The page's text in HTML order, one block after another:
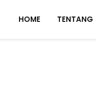
HOME TENTANG